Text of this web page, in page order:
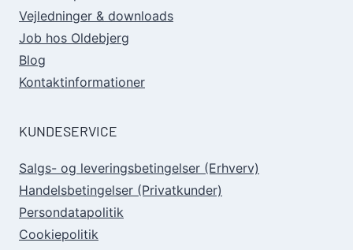
Vejledninger & downloads
Job hos Oldebjerg
Blog
Kontaktinformationer
KUNDESERVICE
Salgs- og leveringsbetingelser (Erhverv)
Handelsbetingelser (Privatkunder)
Persondatapolitik
Cookiepolitik